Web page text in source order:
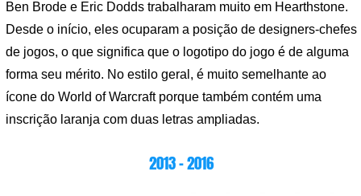
Ben Brode e Eric Dodds trabalharam muito em Hearthstone.
Desde o início, eles ocuparam a posição de designers-chefes
de jogos, o que significa que o logotipo do jogo é de alguma
forma seu mérito. No estilo geral, é muito semelhante ao
ícone do World of Warcraft porque também contém uma
inscrição laranja com duas letras ampliadas.
2013 – 2016